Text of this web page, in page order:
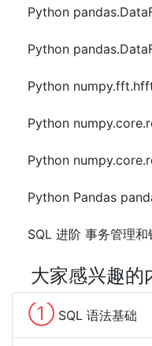
Python
Python
Python
Python Pandas
SQL 进阶 事务管理和
大家感兴趣的
① SQL 语法基础